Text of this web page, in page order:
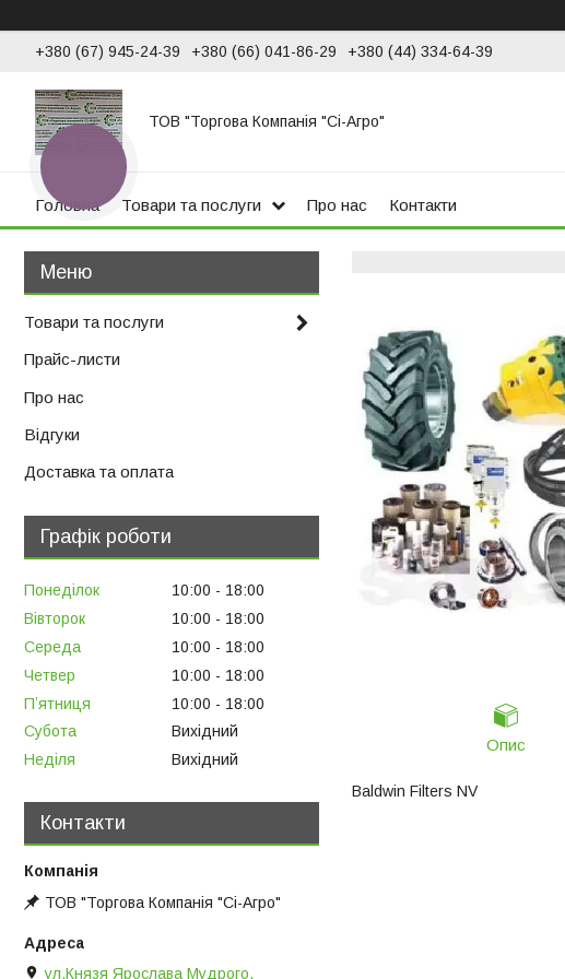
+380 (67) 945-24-39 +380 (66) 041-86-29 +380 (44) 334-64-39
ТОВ "Торгова Компанія "Сі-Агро"
Головна Товари та послуги Про нас Контакти
Опис
Baldwin Filters NV
Товари та послуги
Прайс-листи
Про нас
Відгуки
Доставка та оплата
Графік роботи
Понеділок 10:00
18:00
Вівторок
10:00
18:00
Середа
10:00
18:00
Четвер
10:00
18:00
Пʼятниця
10:00
18:00
Субота
Вихідний
Неділя
Вихідний
Контакти
ТОВ "Торгова Компанія "Сі-Агро"
ул.Князя Ярослава Мудрого,